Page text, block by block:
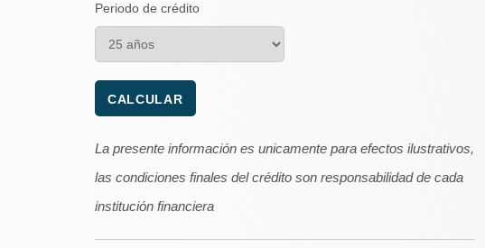
Periodo de crédito
La presente información es unicamente para efectos ilustrativos,
las condiciones finales del crédito son responsabilidad de cada
institución financiera